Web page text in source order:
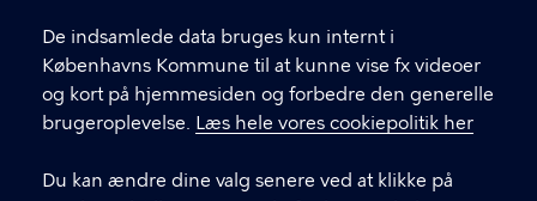
De indsamlede data bruges kun internt i
Københavns Kommune til at kunne vise fx videoer
og kort på hjemmesiden og forbedre den generelle
brugeroplevelse. Læs hele vores cookiepolitik her
Du kan ændre dine valg senere ved at klikke på
Byens Sjæl